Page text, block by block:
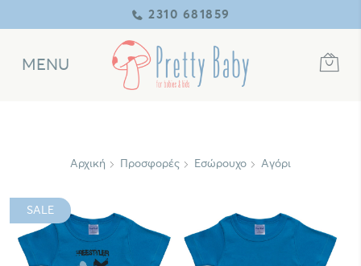
2310 681859
MENU
Αρχική Προσφορές Εσώρουχο Αγόρι
SALE